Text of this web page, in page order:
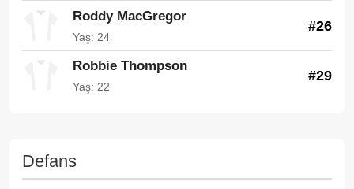
Roddy MacGregor
Yaş: 24
#26
Robbie Thompson
Yaş: 22
#29
Defans